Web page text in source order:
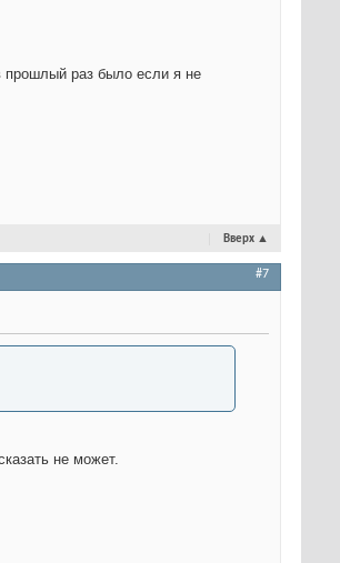
прошлый раз было если я не
Вверх ▲
#7
не может.